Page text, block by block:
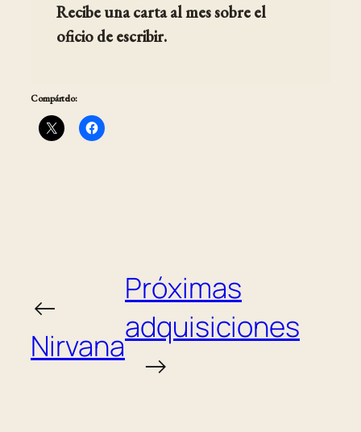
Recibe una carta al mes sobre el
oficio de escribir.
Compártelo:
←
Nirvana
Próximas
adquisiciones
→